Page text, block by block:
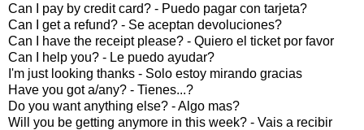
Can I pay by credit card? - Puedo pagar con tarjeta?
Can I get a refund? - Se aceptan devoluciones?
Can I have the receipt please? - Quiero el ticket por favor
Can I help you? - Le puedo ayudar?
I'm just looking thanks - Solo estoy mirando gracias
Have you got a/any? - Tienes...?
Do you want anything else? - Algo mas?
Will you be getting anymore in this week? - Vais a recibir